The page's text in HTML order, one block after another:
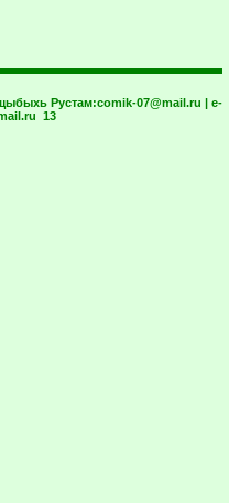
Рустам:comik-07@mail.ru | e-
13